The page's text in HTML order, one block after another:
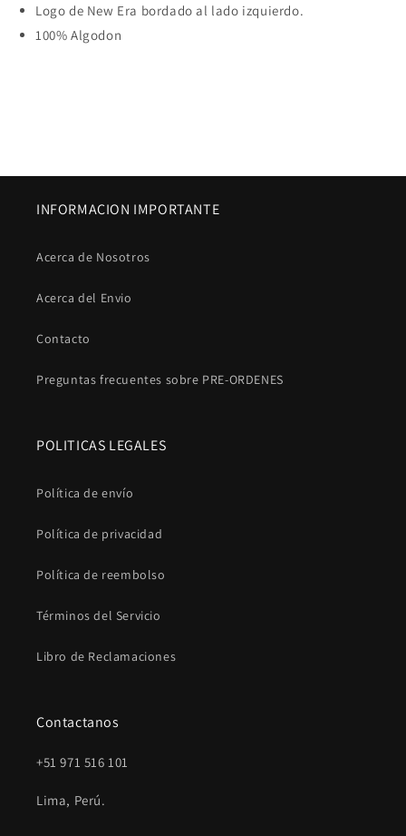
Logo de New Era bordado al lado izquierdo.
100% Algodon
INFORMACION IMPORTANTE
Acerca de Nosotros
Acerca del Envio
Contacto
Preguntas frecuentes sobre PRE-ORDENES
POLITICAS LEGALES
Política de envío
Política de privacidad
Política de reembolso
Términos del Servicio
Libro de Reclamaciones
Contactanos
+51 971 516 101
Lima, Perú.